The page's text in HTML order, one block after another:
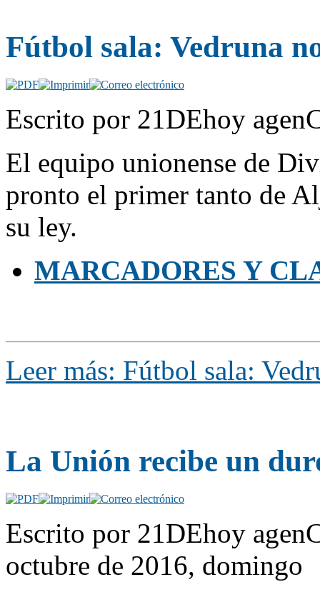
Fútbol sala: Vedruna
Escrito por 21DEhoy
El equipo unionense de
pronto el primer tanto de
su ley.
MARCADORES Y
Leer más: Fútbol sala:
La Unión recibe un
Escrito por 21DEhoy
octubre de 2016, domingo